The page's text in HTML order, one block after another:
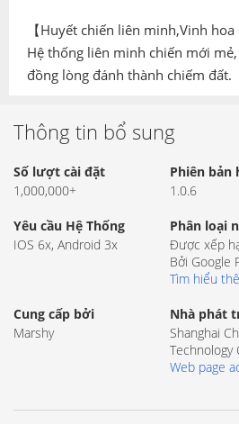
【Huyết chiến liên minh,Vinh hoa
Hệ thống liên minh chiến mới
đồng lòng đánh thành chiếm đất.
Thông tin bổ sung
Số lượt cài đặt
1,000,000+
Phiên bản
1.0.6
Yêu cầu Hệ Thống
IOS 6x, Android 3x
Phân loại
Được xếp
Bởi Google
Tìm hiểu
Cung cấp bởi
Marshy
Nhà phát
Shanghai
Technology
Web page